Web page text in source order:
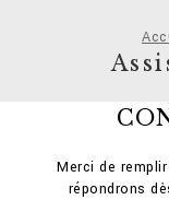
Merci de
répondrons